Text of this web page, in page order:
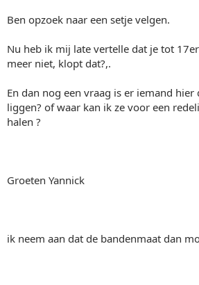
Ben opzoek naar een setje velgen.
Nu heb ik mij late vertelle dat je tot
meer niet, klopt dat?,.
En dan nog een vraag is er iemand
liggen? of waar kan ik ze voor een
halen ?
Groeten Yannick
ik neem aan dat de bandenmaat dan